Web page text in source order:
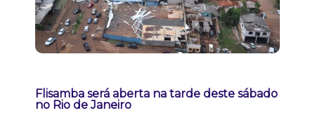
Flisamba será aberta na tarde deste sábado
no Rio de Janeiro